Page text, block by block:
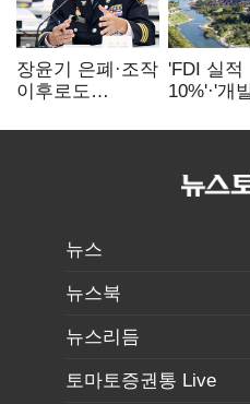
장윤기 은폐·조작
이후로도
내부비위…경찰
'FDI 실적
10%'·'개
인천경제
뉴스
뉴스북
뉴스리듬
토마토증권통 Live